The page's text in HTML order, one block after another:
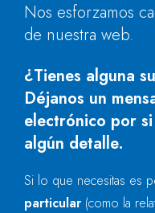
Nos esforzamos
de nuestra web.
¿Tienes alguna
Déjanos un
electrónico por
algún detalle.
Si lo que necesitas es
particular (como la